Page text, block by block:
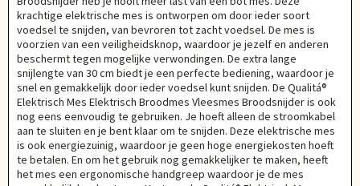
krachtige elektrische mes is ontworpen om door ieder soort
voedsel te snijden, van bevroren tot zacht voedsel. De mes is
voorzien van een veiligheidsknop, waardoor je jezelf en anderen
beschermt tegen mogelijke verwondingen. De extra lange
snijlengte van 30 cm biedt je een perfecte bediening, waardoor je
snel en gemakkelijk door ieder voedsel kunt snijden. De Qualitá®
Elektrisch Mes Elektrisch Broodmes Vleesmes Broodsnijder is ook
nog eens eenvoudig te gebruiken. Je hoeft alleen de stroomkabel
aan te sluiten en je bent klaar om te snijden. Deze elektrische mes
is ook energiezuinig, waardoor je geen hoge energiekosten hoeft
te betalen. En om het gebruik nog gemakkelijker te maken, heeft
het mes een ergonomische handgreep waardoor je de mes